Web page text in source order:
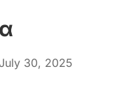
30, 2025